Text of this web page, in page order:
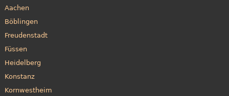
Aachen
Böblingen
Freudenstadt
Füssen
Heidelberg
Konstanz
Kornwestheim